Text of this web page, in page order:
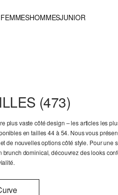
FEMMESHOMMESJUNIOR
(473)
plus vaste côté design – les articles les
en tailles 44 à 54. Nous vous
de nouvelles options côté style. Pour une
brunch dominical, découvrez des looks